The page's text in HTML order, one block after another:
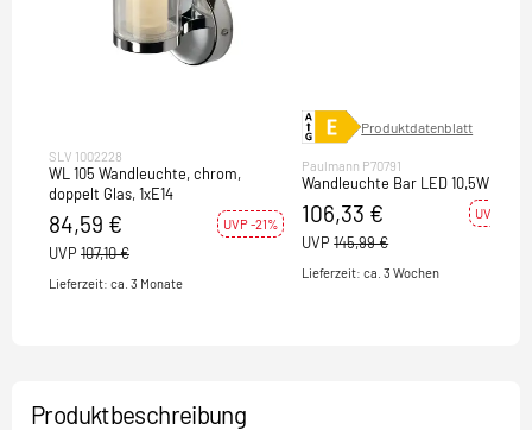
SLV 1002228
WL 105 Wandleuchte, chrom,
doppelt Glas, 1xE14
84,59 € UVP -21%
UVP 107,10 €
Lieferzeit: ca. 3 Monate
Produktdatenblatt
Paulmann P70791
Wandleuchte Bar LED 10,5W Weiß
106,33 € UVP -27%
UVP 145,99 €
Lieferzeit: ca. 3 Wochen
Produktbeschreibung